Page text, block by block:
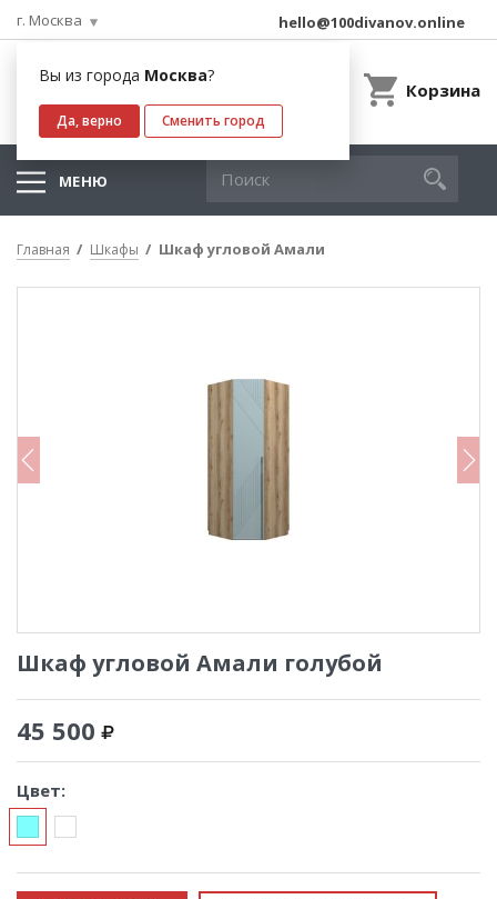
г. Москва
Вы из города Москва?
Да, верно Сменить город
hello@100divanov.online
Корзина
МЕНЮ
Главная Шкафы Шкаф угловой Амали
Шкаф угловой Амали голубой
45 500
Цвет: